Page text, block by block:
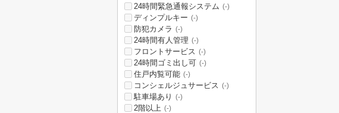
24時間緊急通報システム (-)
ディンプルキー (-)
防犯カメラ (-)
24時間有人管理 (-)
フロントサービス (-)
24時間ゴミ出し可 (-)
住戸内覧可能 (-)
コンシェルジュサービス (-)
駐車場あり (-)
2階以上 (-)